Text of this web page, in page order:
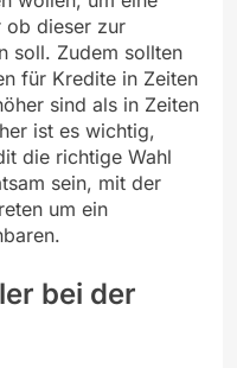
ob dieser zur
soll. Zudem sollten
für Kredite in Zeiten
sind als in Zeiten
ist es wichtig,
die richtige Wahl
sein, mit der
um ein
bei der